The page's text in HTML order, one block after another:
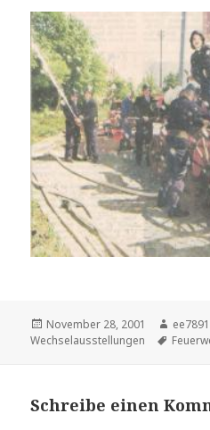
Veröffentlicht
am
November 28, 2001 Autor
ee7891
Wechselausstellungen
Schreibe einen